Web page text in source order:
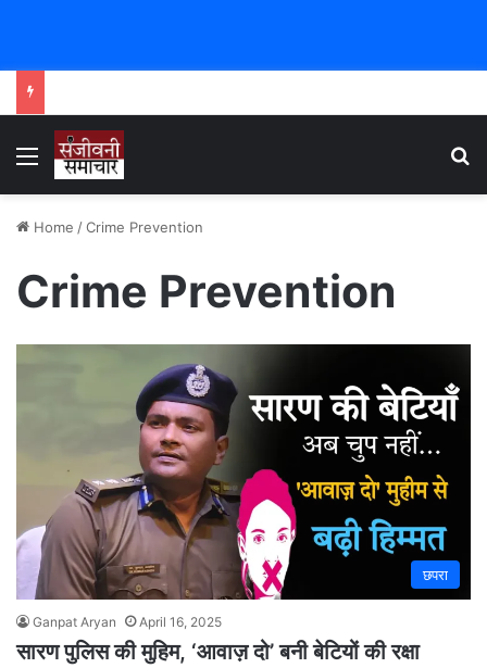
Menu
Home /Crime Prevention
Crime Prevention
छपरा
Ganpat Aryan April 16, 2025
सारण पुलिस की मुहिम, ‘आवाज़ दो’ बनी बेटियों की रक्षा